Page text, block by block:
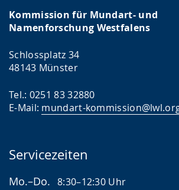
Kommission für Mundart- und
Namenforschung Westfalens
Schlossplatz 34
48143 Münster
Tel.: 0251 83 32880
E-Mail: mundart-
Servicezeiten
Mo.–Do. 8:30–12:30 Uhr